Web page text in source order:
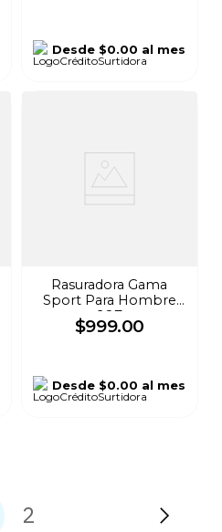
Desde $0.00 al mes
Rasuradora Gama
Sport Para Hombre
987
$999.00
Desde $0.00 al mes
2